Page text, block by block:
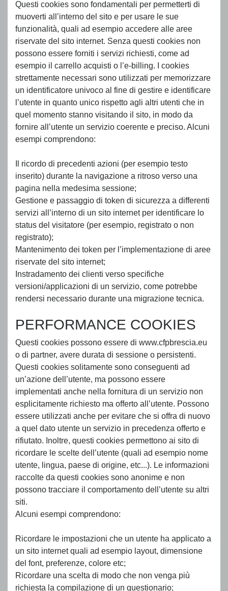
Questi cookies sono fondamentali per permetterti di
muoverti all’interno del sito e per usare le sue
funzionalità, quali ad esempio accedere alle aree
riservate del sito internet. Senza questi cookies non
possono essere forniti i servizi richiesti, come ad
esempio il carrello acquisti o l’e-billing. I cookies
strettamente necessari sono utilizzati per memorizzare
un identificatore univoco al fine di gestire e identificare
l’utente in quanto unico rispetto agli altri utenti che in
quel momento stanno visitando il sito, in modo da
fornire all’utente un servizio coerente e preciso. Alcuni
esempi comprendono:
Il ricordo di precedenti azioni (per esempio testo
inserito) durante la navigazione a ritroso verso una
pagina nella medesima sessione;
Gestione e passaggio di token di sicurezza a differenti
servizi all’interno di un sito internet per identificare lo
status del visitatore (per esempio, registrato o non
registrato);
Mantenimento dei token per l’implementazione di aree
riservate del sito internet;
Instradamento dei clienti verso specifiche
versioni/applicazioni di un servizio, come potrebbe
rendersi necessario durante una migrazione tecnica.
PERFORMANCE COOKIES
Questi cookies possono essere di www.cfpbrescia.eu
o di partner, avere durata di sessione o persistenti.
Questi cookies solitamente sono conseguenti ad
un’azione dell’utente, ma possono essere
implementati anche nella fornitura di un servizio non
esplicitamente richiesto ma offerto all’utente. Possono
essere utilizzati anche per evitare che si offra di nuovo
a quel dato utente un servizio in precedenza offerto e
rifiutato. Inoltre, questi cookies permettono ai sito di
ricordare le scelte dell’utente (quali ad esempio nome
utente, lingua, paese di origine, etc...). Le informazioni
raccolte da questi cookies sono anonime e non
possono tracciare il comportamento dell’utente su altri
siti.
Alcuni esempi comprendono:
Ricordare le impostazioni che un utente ha applicato a
un sito internet quali ad esempio layout, dimensione
del font, preferenze, colore etc;
Ricordare una scelta di modo che non venga più
richiesta la compilazione di un questionario;